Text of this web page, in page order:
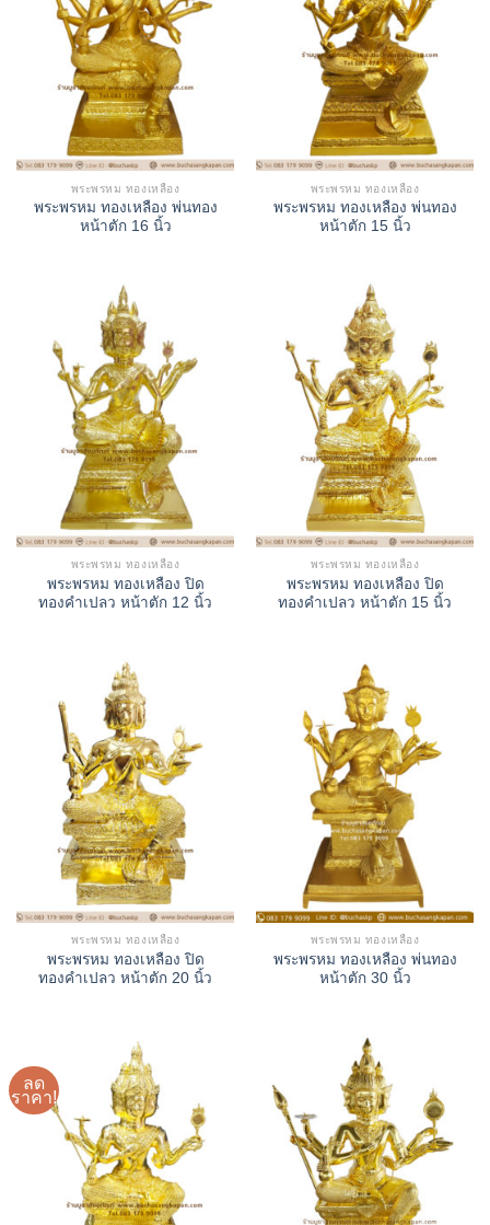
พระพรหม ทองเหลือง
พระพรหม ทองเหลือง พ่นทอง
หน้าตัก 16 นิ้ว
พระพรหม ทองเหลือง
พระพรหม ทองเหลือง พ่นทอง
หน้าตัก 15 นิ้ว
พระพรหม ทองเหลือง
พระพรหม ทองเหลือง ปิด
ทองคำเปลว หน้าตัก 12 นิ้ว
พระพรหม ทองเหลือง
พระพรหม ทองเหลือง ปิด
ทองคำเปลว หน้าตัก 15 นิ้ว
พระพรหม ทองเหลือง
พระพรหม ทองเหลือง ปิด
ทองคำเปลว หน้าตัก 20 นิ้ว
พระพรหม ทองเหลือง
พระพรหม ทองเหลือง พ่นทอง
หน้าตัก 30 นิ้ว
ลด
ราคา!